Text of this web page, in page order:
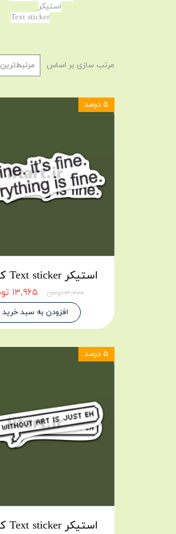
مرتب سازی بر اساس مرتبط‌ترین
استیکر Text sticker کد E93
۱۴,۷۰۰ تومان ۱۳,۹۶۵ تومان
افزودن به سبد خرید
۵ درصد
استیکر Text sticker کد E89
۵ درصد
استیکر
Text sticker